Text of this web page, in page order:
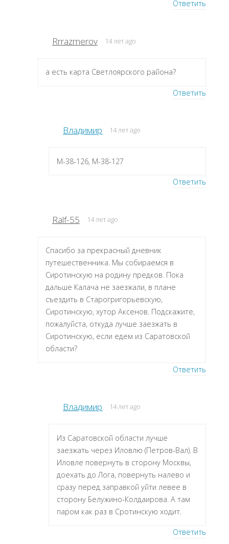
Ответить
Rrrazmerov 14 лет ago
а есть карта Светлоярского района?
Ответить
Владимир 14 лет ago
M-38-126, M-38-127
Ответить
Ralf-55 14 лет ago
Спасибо за прекрасный дневник
путешественника. Мы собираемся в
Сиротинскую на родину предков. Пока
дальше Калача не заезжали, в плане
съездить в Старогригорьевскую,
Сиротинскую, хутор Аксенов. Подскажите,
пожалуйста, откуда лучше заезжать в
Сиротинскую, если едем из Саратовской
области?
Ответить
Владимир 14 лет ago
Из Саратовской области лучше
заезжать через Иловлю (Петров-Вал). В
Иловле повернуть в сторону Москвы,
доехать до Лога, повернуть налево и
сразу перед заправкой уйти левее в
сторону Белужино-Колдаирова. А там
паром как раз в Сротинскую ходит.
Ответить